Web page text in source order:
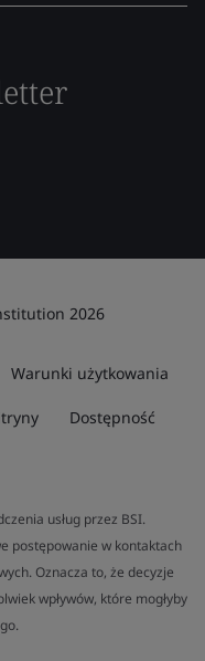
2026
Warunki użytkowania
Dostępność
usług przez BSI.
postępowanie w kontaktach
Oznacza to, że decyzje
wpływów, które mogłyby